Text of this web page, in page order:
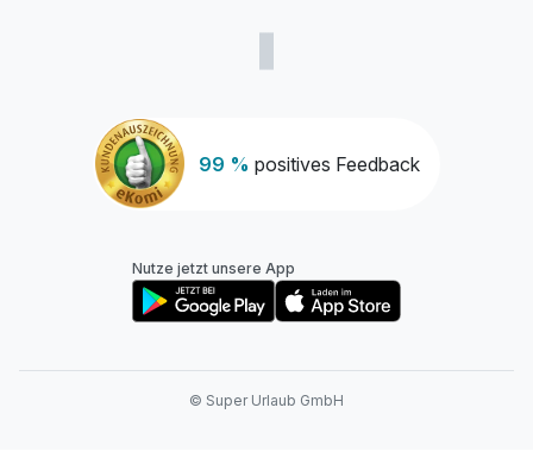
99 % positives Feedback
Nutze jetzt unsere App
© Super Urlaub GmbH